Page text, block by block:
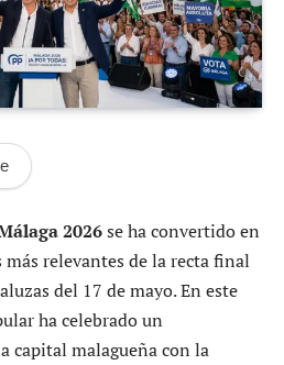
2026se ha convertido en
relevantes de la recta final
del 17 de mayo. En este
ha celebrado un
capital malagueña con la